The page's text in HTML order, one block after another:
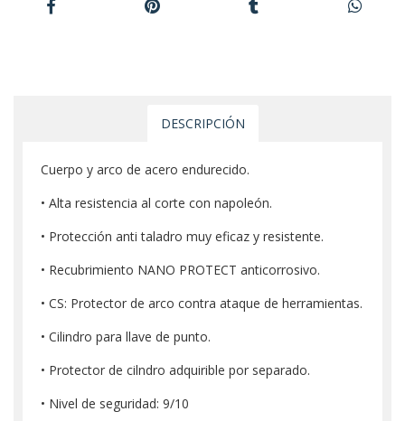
DESCRIPCIÓN
Cuerpo y arco de acero endurecido.
• Alta resistencia al corte con napoleón.
• Protección anti taladro muy eficaz y resistente.
• Recubrimiento NANO PROTECT anticorrosivo.
• CS: Protector de arco contra ataque de herramientas.
• Cilindro para llave de punto.
• Protector de cilndro adquirible por separado.
• Nivel de seguridad: 9/10